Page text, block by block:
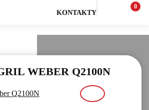
KONTAKTY
0
WEBER Q2100N